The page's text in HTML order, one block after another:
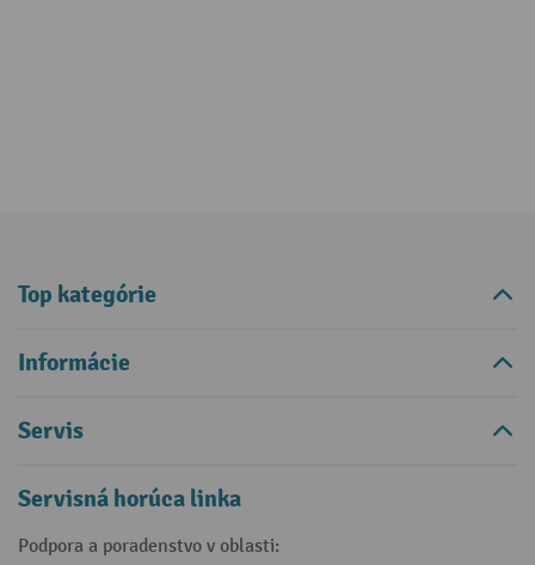
Top kategórie
Informácie
Servis
Servisná horúca linka
Podpora a poradenstvo v oblasti: